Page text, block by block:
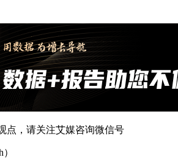
点，请关注艾媒咨询微信号